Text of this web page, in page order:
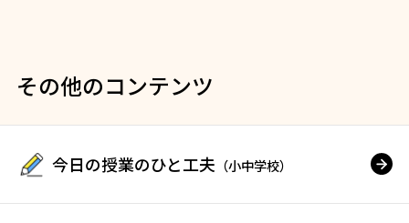
その他のコンテンツ
今日の授業のひと工夫 （小中学校）